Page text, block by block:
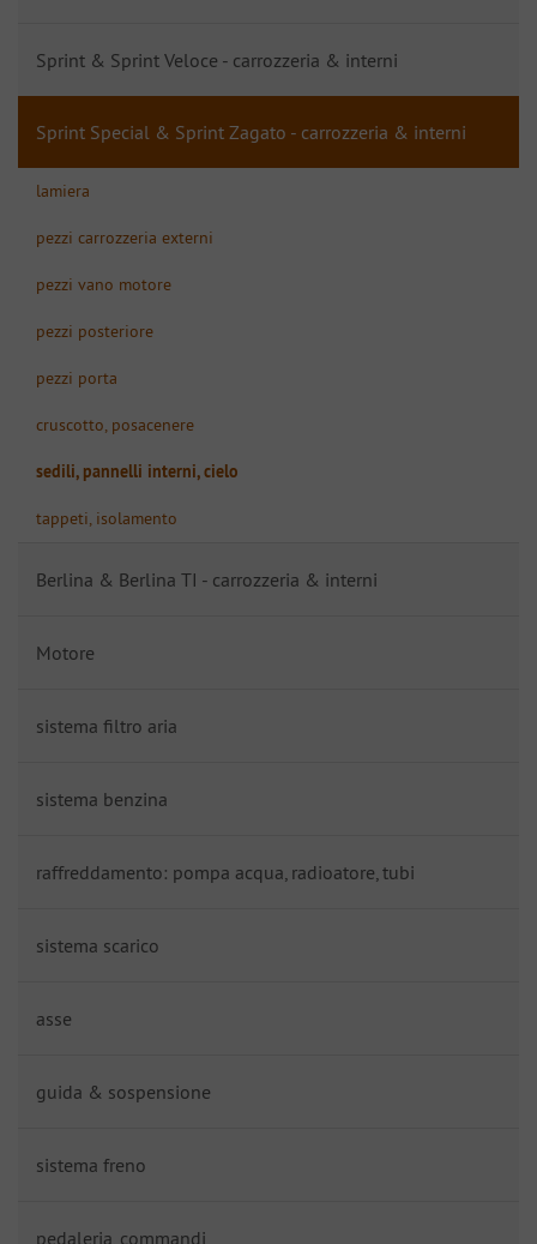
Sprint & Sprint Veloce - carrozzeria & interni
Sprint Special & Sprint Zagato - carrozzeria & interni
lamiera
pezzi carrozzeria externi
pezzi vano motore
pezzi posteriore
pezzi porta
cruscotto, posacenere
sedili, pannelli interni, cielo
tappeti, isolamento
Berlina & Berlina TI - carrozzeria & interni
Motore
sistema filtro aria
sistema benzina
raffreddamento: pompa acqua, radioatore, tubi
sistema scarico
asse
guida & sospensione
sistema freno
pedaleria, commandi